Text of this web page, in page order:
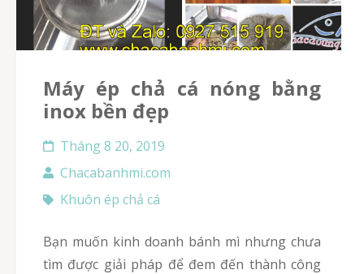
Máy ép chả cá nóng bằng
inox bền đẹp
Tháng 8 20, 2019
Chacabanhmi.com
Khuôn ép chả cá
Bạn muốn kinh doanh bánh mì nhưng chưa
tìm được giải pháp để đem đến thành công